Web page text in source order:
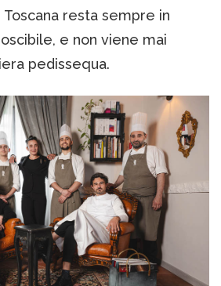
Toscana resta sempre in
e non viene mai
pedissequa.